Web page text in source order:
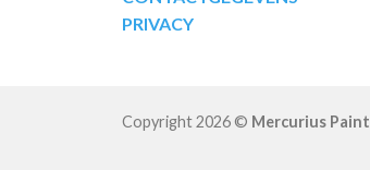
PRIVACY
Copyright 2026 © Mercurius Paint